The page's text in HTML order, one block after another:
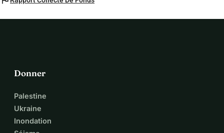
Donner
Palestine
Ukraine
Inondation